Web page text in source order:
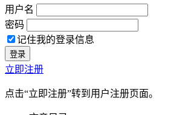
用户名
密码
记住我的登录信息
立即注册
点击“立即注册”转到用户注册页面。